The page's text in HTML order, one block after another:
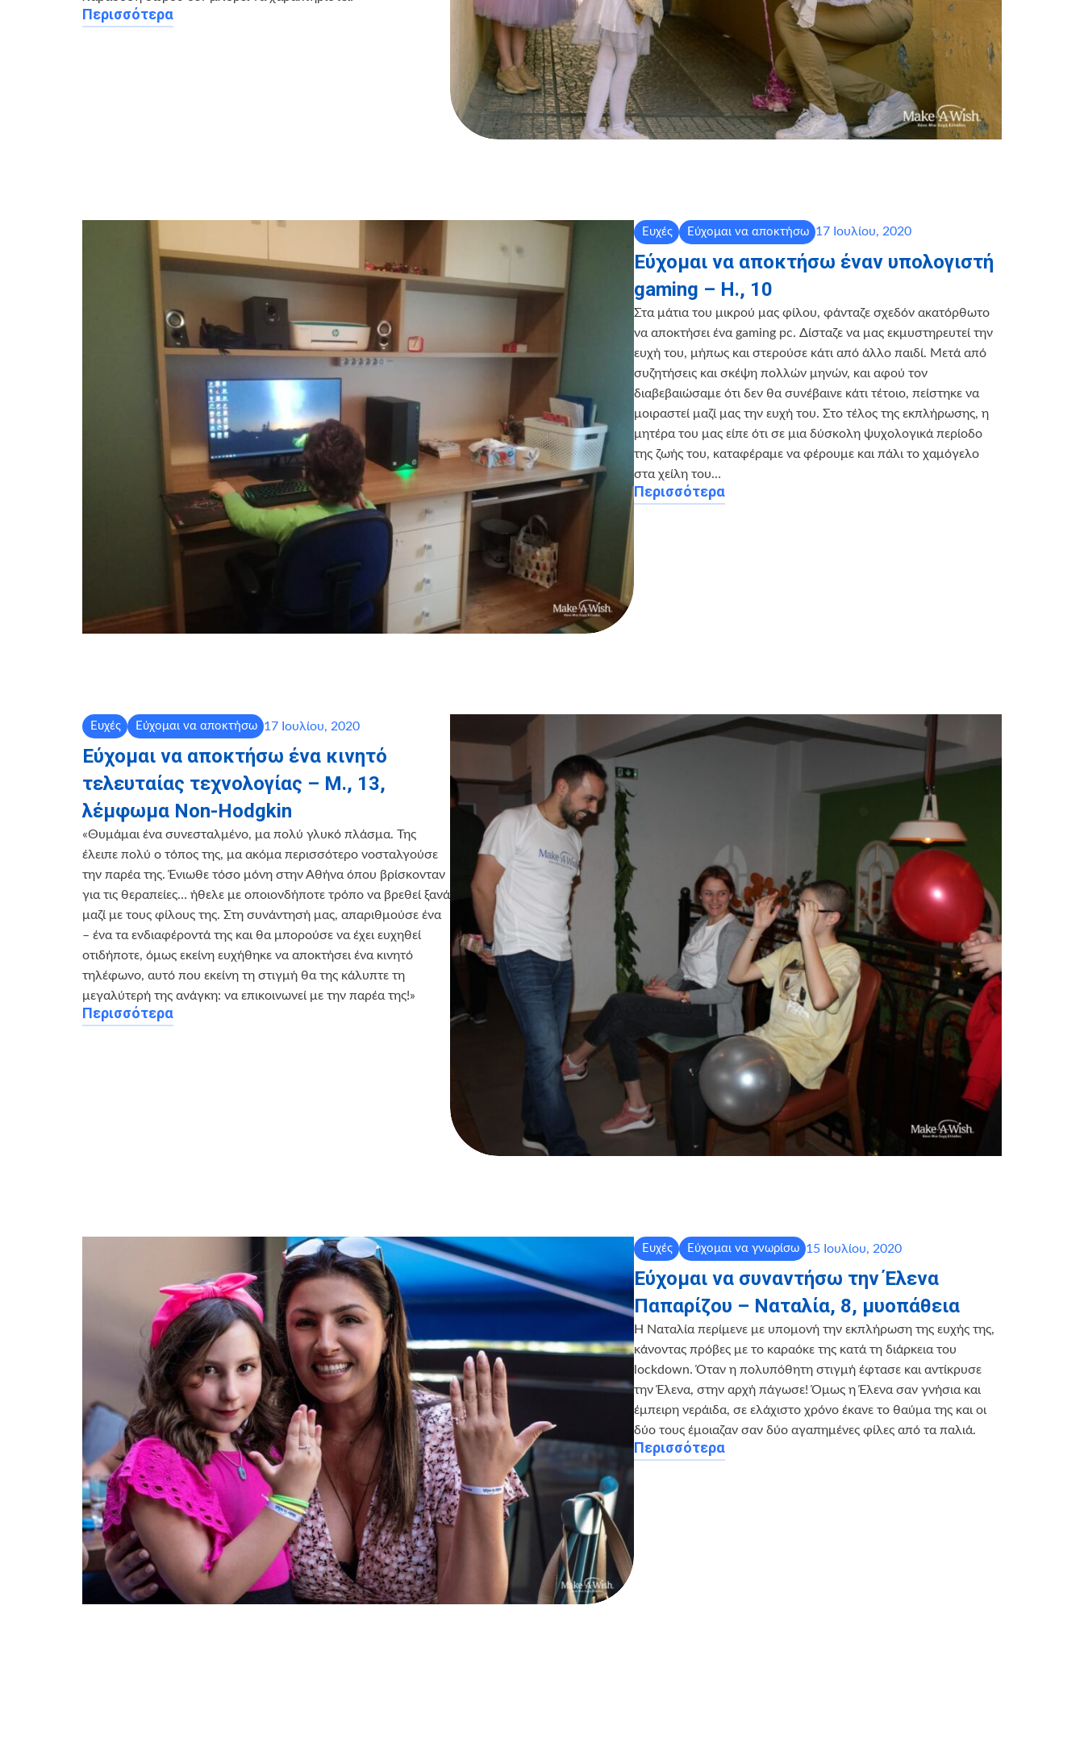
Περισσότερα
Ευχές Εύχομαι να αποκτήσω 17 Ιουλίου, 2020
Εύχομαι να αποκτήσω έναν υπολογιστή
gaming – Η., 10
Στα μάτια του μικρού μας φίλου, φάνταζε σχεδόν ακατόρθωτο
να αποκτήσει ένα gaming pc. Δίσταζε να μας εκμυστηρευτεί την
ευχή του, μήπως και στερούσε κάτι από άλλο παιδί. Μετά από
συζητήσεις και σκέψη πολλών μηνών, και αφού τον
διαβεβαιώσαμε ότι δεν θα συνέβαινε κάτι τέτοιο, πείστηκε να
μοιραστεί μαζί μας την ευχή του. Στο τέλος της εκπλήρωσης, η
μητέρα του μας είπε ότι σε μια δύσκολη ψυχολογικά περίοδο
της ζωής του, καταφέραμε να φέρουμε και πάλι το χαμόγελο
στα χείλη του…
Περισσότερα
Ευχές Εύχομαι να αποκτήσω 17 Ιουλίου, 2020
Εύχομαι να αποκτήσω ένα κινητό
τελευταίας τεχνολογίας – Μ., 13,
λέμφωμα Non-Hodgkin
«Θυμάμαι ένα συνεσταλμένο, μα πολύ γλυκό πλάσμα. Της
έλειπε πολύ ο τόπος της, μα ακόμα περισσότερο νοσταλγούσε
την παρέα της. Ένιωθε τόσο μόνη στην Αθήνα όπου βρίσκονταν
για τις θεραπείες… ήθελε με οποιονδήποτε τρόπο να βρεθεί ξανά
μαζί με τους φίλους της. Στη συνάντησή μας, απαριθμούσε ένα
– ένα τα ενδιαφέροντά της και θα μπορούσε να έχει ευχηθεί
οτιδήποτε, όμως εκείνη ευχήθηκε να αποκτήσει ένα κινητό
τηλέφωνο, αυτό που εκείνη τη στιγμή θα της κάλυπτε τη
μεγαλύτερή της ανάγκη: να επικοινωνεί με την παρέα της!»
Περισσότερα
Ευχές Εύχομαι να γνωρίσω 15 Ιουλίου, 2020
Εύχομαι να συναντήσω την Έλενα
Παπαρίζου – Ναταλία, 8, μυοπάθεια
Η Ναταλία περίμενε με υπομονή την εκπλήρωση της ευχής της,
κάνοντας πρόβες με το καραόκε της κατά τη διάρκεια του
lockdown. Όταν η πολυπόθητη στιγμή έφτασε και αντίκρυσε
την Έλενα, στην αρχή πάγωσε! Όμως η Έλενα σαν γνήσια και
έμπειρη νεράιδα, σε ελάχιστο χρόνο έκανε το θαύμα της και οι
δύο τους έμοιαζαν σαν δύο αγαπημένες φίλες από τα παλιά.
Περισσότερα